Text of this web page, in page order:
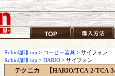
コ
TOP 購入方法
Robin珈琲 top > コーヒー器具 > サイフォン
Robin珈琲 top > HARIO > サイフォン
テクニカ 【HARIO/TCA-2/TCA-